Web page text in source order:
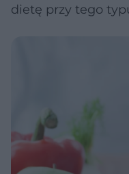
dietę przy tego